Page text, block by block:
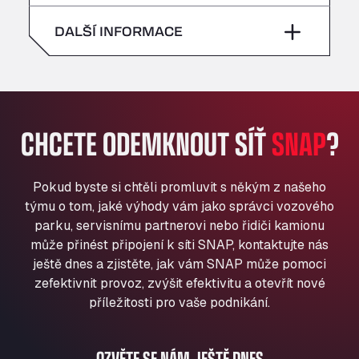
Klaverbladstaat 21, 3560
American Truck Wash
Andamur La Junquera
Andamur Pamplona
A-15 Salida Imarcoain, 31119
Andamur San Roman II
Aut A1 Exit 385, 01207
Anglia Motel
Washway Road, PE12 8LT
Anpol Sp. z o.o.
Aqua Ariva GmbH
neděle –
neděle –
DALŠÍ INFORMACE
CHCETE ODEMKNOUT SÍŤSNAP?
Pokud byste si chtěli promluvit s někým z našeho
týmu o tom, jaké výhody vám jako správci vozového
parku, servisnímu partnerovi nebo řidiči kamionu
může přinést připojení k síti SNAP, kontaktujte nás
ještě dnes a zjistěte, jak vám SNAP může pomoci
zefektivnit provoz, zvýšit efektivitu a otevřít nové
příležitosti pro vaše podnikání.